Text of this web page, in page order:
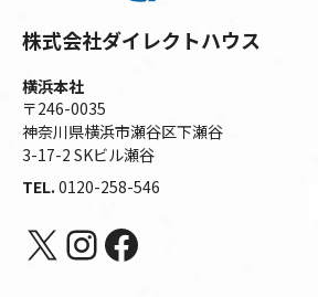
株式会社ダイレクトハウス
横浜本社
〒246-0035
神奈川県横浜市瀬谷区下瀬谷
3-17-2 SKビル瀬谷
TEL. 0120-258-546
X Instagram
Facebook